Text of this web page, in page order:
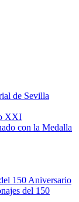
de Sevilla
XXI
con la Medalla
150 Aniversario
del 150